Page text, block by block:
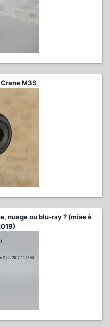
M3S
nuage ou blu-ray ? (mise à